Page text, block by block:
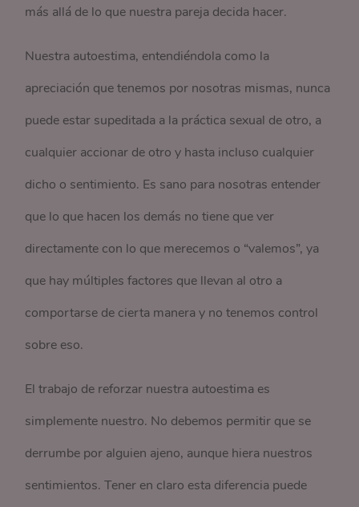
más allá de lo que nuestra pareja decida hacer.
Nuestra autoestima, entendiéndola como la
apreciación que tenemos por nosotras mismas, nunca
puede estar supeditada a la práctica sexual de otro, a
cualquier accionar de otro y hasta incluso cualquier
dicho o sentimiento. Es sano para nosotras entender
que lo que hacen los demás no tiene que ver
directamente con lo que merecemos o “valemos”, ya
que hay múltiples factores que llevan al otro a
comportarse de cierta manera y no tenemos control
sobre eso.
El trabajo de reforzar nuestra autoestima es
simplemente nuestro. No debemos permitir que se
derrumbe por alguien ajeno, aunque hiera nuestros
sentimientos. Tener en claro esta diferencia puede